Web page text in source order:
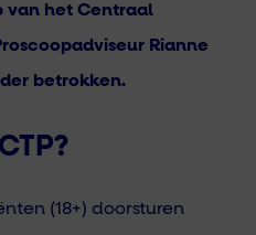
van het Centraal
Rianne
betrokken.
(18+) doorsturen